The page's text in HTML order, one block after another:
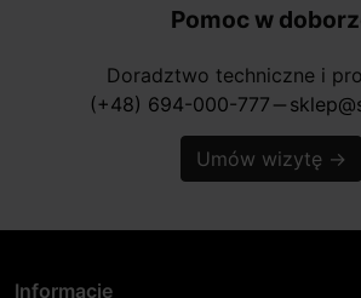
Pomoc w
Doradztwo techniczne i
(+48) 694-000-777 horizontal_rule
Umów wizytę →
Informacje